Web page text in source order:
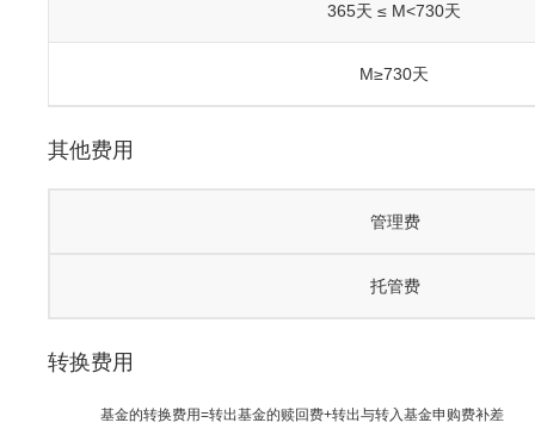
365天 ≤ M<730天
M≥730天
其他费用
管理费
托管费
转换费用
基金的转换费用=转出基金的赎回费+转出与转入基金申购费补差